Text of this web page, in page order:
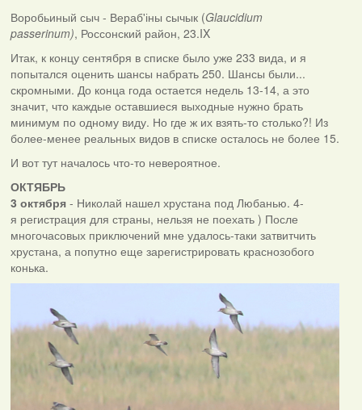
Воробьиный сыч - Вераб'іны сычык (Glaucidium
passerinum), Россонский район, 23.IX
Итак, к концу сентября в списке было уже 233 вида, и я
попытался оценить шансы набрать 250. Шансы были...
скромными. До конца года остается недель 13-14, а это
значит, что каждые оставшиеся выходные нужно брать
минимум по одному виду. Но где ж их взять-то столько?! Из
более-менее реальных видов в списке осталось не более 15.
И вот тут началось что-то невероятное.
ОКТЯБРЬ
3 октября- Николай нашел хрустана под Любанью. 4-
я регистрация для страны, нельзя не поехать ) После
многочасовых приключений мне удалось-таки затвитчить
хрустана, а попутно еще зарегистрировать краснозобого
конька.